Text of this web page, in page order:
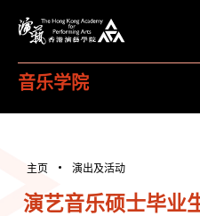
音乐学院
主页 演出及活动
演艺音乐硕士毕业